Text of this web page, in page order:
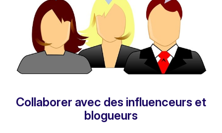
Collaborer avec des influenceurs et
blogueurs